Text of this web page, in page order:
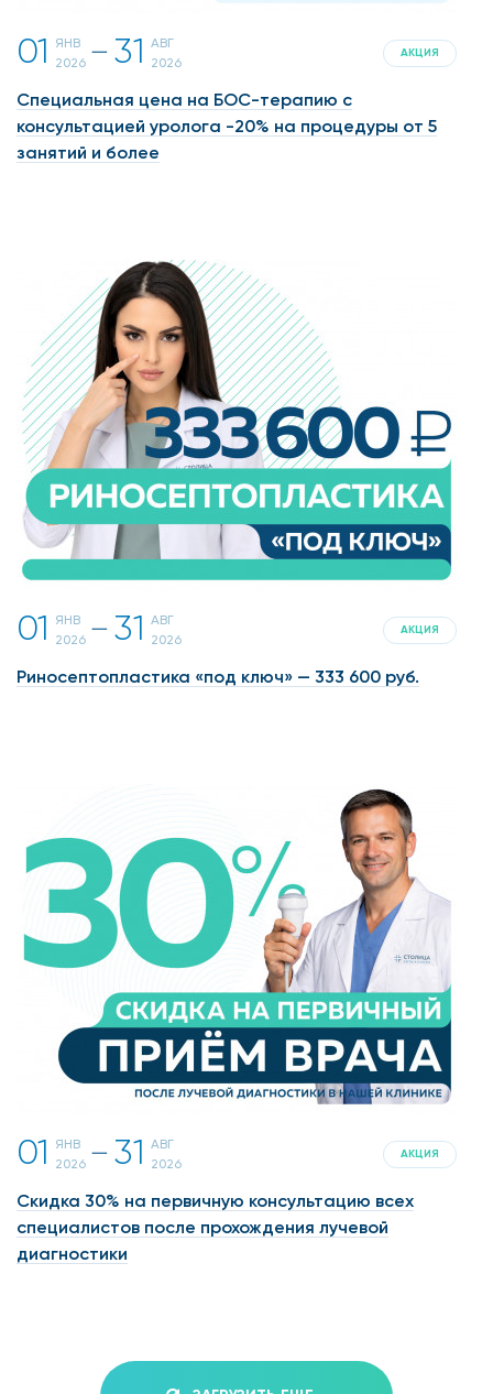
01
ЯНВ
2026 一 31 АВГ
2026
АКЦИЯ
Специальная цена на БОС-терапию с
консультацией уролога -20% на процедуры от 5
занятий и более
01
ЯНВ
2026 一 31 АВГ
2026
АКЦИЯ
Риносептопластика «под ключ» — 333 600 руб.
01
ЯНВ
2026 一 31 АВГ
2026
АКЦИЯ
Скидка 30% на первичную консультацию всех
специалистов после прохождения лучевой
диагностики